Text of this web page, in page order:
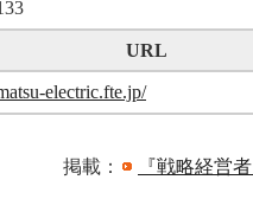
URL
electric.fte.jp/
掲載： 『戦略経営